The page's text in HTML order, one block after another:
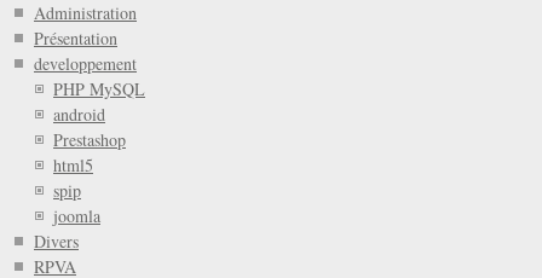
Administration
Présentation
developpement
PHP MySQL
android
Prestashop
html5
spip
joomla
Divers
RPVA